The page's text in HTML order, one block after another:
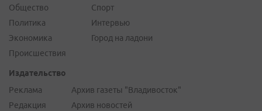
Общество
Политика
Экономика
Происшествия
Спорт
Интервью
Город на ладони
Издательство
Реклама
Редакция
Архив газеты "Владивосток"
Архив новостей